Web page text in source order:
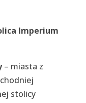
Imperium
– miasta z
stolicy